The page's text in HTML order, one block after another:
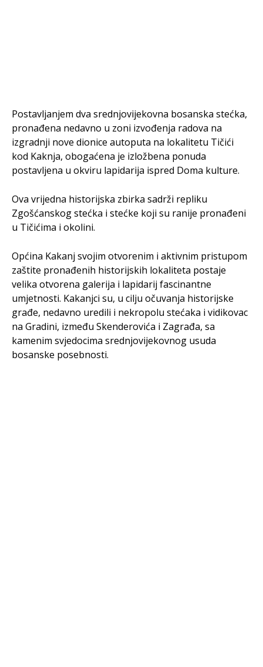
Postavljanjem dva srednjovijekovna bosanska stećka,
pronađena nedavno u zoni izvođenja radova na
izgradnji nove dionice autoputa na lokalitetu Tičići
kod Kaknja, obogaćena je izložbena ponuda
postavljena u okviru lapidarija ispred Doma kulture.
Ova vrijedna historijska zbirka sadrži repliku
Zgošćanskog stećka i stećke koji su ranije pronađeni
u Tičićima i okolini.
Općina Kakanj svojim otvorenim i aktivnim pristupom
zaštite pronađenih historijskih lokaliteta postaje
velika otvorena galerija i lapidarij fascinantne
umjetnosti. Kakanjci su, u cilju očuvanja historijske
građe, nedavno uredili i nekropolu stećaka i vidikovac
na Gradini, između Skenderovića i Zagrađa, sa
kamenim svjedocima srednjovijekovnog usuda
bosanske posebnosti.